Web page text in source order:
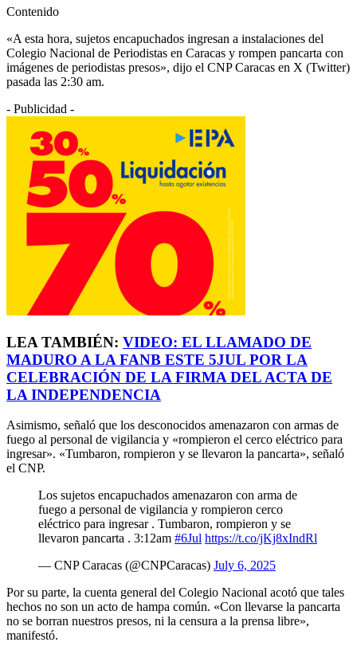
Contenido
«A esta hora, sujetos encapuchados ingresan a instalaciones del
Colegio Nacional de Periodistas en Caracas y rompen pancarta con
imágenes de periodistas presos», dijo el CNP Caracas en X (Twitter)
pasada las 2:30 am.
- Publicidad -
LEA TAMBIÉN: VIDEO: EL LLAMADO DE
MADURO A LA FANB ESTE 5JUL POR LA
CELEBRACIÓN DE LA FIRMA DEL ACTA DE
LA INDEPENDENCIA
Asimismo, señaló que los desconocidos amenazaron con armas de
fuego al personal de vigilancia y «rompieron el cerco eléctrico para
ingresar». «Tumbaron, rompieron y se llevaron la pancarta», señaló
el CNP.
Los sujetos encapuchados amenazaron con arma de
fuego a personal de vigilancia y rompieron cerco
eléctrico para ingresar . Tumbaron, rompieron y se
llevaron pancarta . 3:12am #6Jul https://t.co/jKj8xIndRl
— CNP Caracas (@CNPCaracas) July 6, 2025
Por su parte, la cuenta general del Colegio Nacional acotó que tales
hechos no son un acto de hampa común. «Con llevarse la pancarta
no se borran nuestros presos, ni la censura a la prensa libre»,
manifestó.